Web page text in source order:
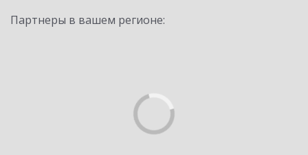
Партнеры в вашем регионе: